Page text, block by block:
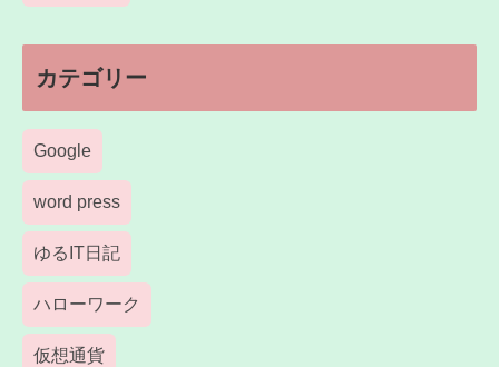
カテゴリー
Google
word press
ゆるIT日記
ハローワーク
仮想通貨